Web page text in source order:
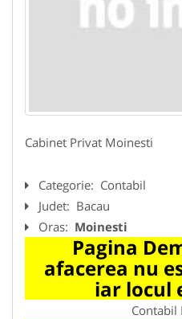
Cabinet Privat Moinesti
Categorie: Contabil
Judet: Bacau
Oras: Moinesti
Pagina
afacerea nu
iar locul
Contabil